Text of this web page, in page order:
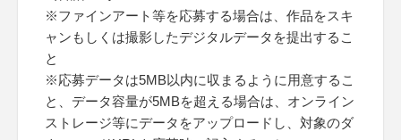
※ファインアート等を応募する場合は、作品をスキ
ャンもしくは撮影したデジタルデータを提出するこ
と
※応募データは5MB以内に収まるように用意するこ
と、データ容量が5MBを超える場合は、オンライン
ストレージ等にデータをアップロードし、対象のダ